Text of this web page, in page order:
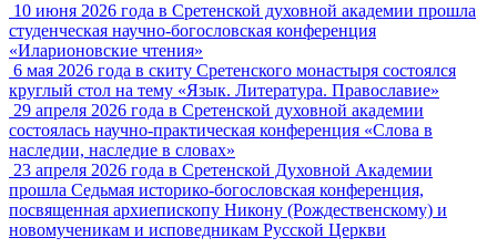
10 июня 2026 года в Сретенской духовной академии прошла
студенческая научно-богословская конференция
«Иларионовские чтения»
6 мая 2026 года в скиту Сретенского монастыря состоялся
круглый стол на тему «Язык. Литература. Православие»
29 апреля 2026 года в Сретенской духовной академии
состоялась научно-практическая конференция «Слова в
наследии, наследие в словах»
23 апреля 2026 года в Сретенской Духовной Академии
прошла Седьмая историко-богословская конференция,
посвященная архиепископу Никону (Рождественскому) и
новомученикам и исповедникам Русской Церкви